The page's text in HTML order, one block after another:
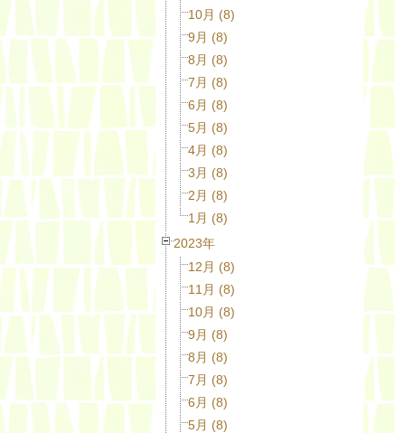
10月 (8)
9月 (8)
8月 (8)
7月 (8)
6月 (8)
5月 (8)
4月 (8)
3月 (8)
2月 (8)
1月 (8)
2023年
12月 (8)
11月 (8)
10月 (8)
9月 (8)
8月 (8)
7月 (8)
6月 (8)
5月 (8)